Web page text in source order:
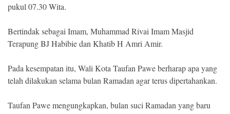
pukul 07.30 Wita.
Bertindak sebagai Imam, Muhammad Rivai Imam Masjid
Terapung BJ Habibie dan Khatib H Amri Amir.
Pada kesempatan itu, Wali Kota Taufan Pawe berharap apa yang
telah dilakukan selama bulan Ramadan agar terus dipertahankan.
Taufan Pawe mengungkapkan, bulan suci Ramadan yang baru